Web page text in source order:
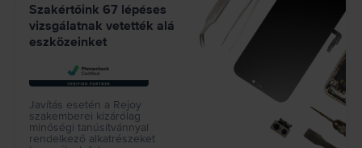
Szakértőink 67 lépéses
vizsgálatnak vetették alá
eszközeinket
Javítás esetén a Rejoy
szakemberei kizárólag
minőségi tanúsítvánnyal
rendelkező alkatrészeket